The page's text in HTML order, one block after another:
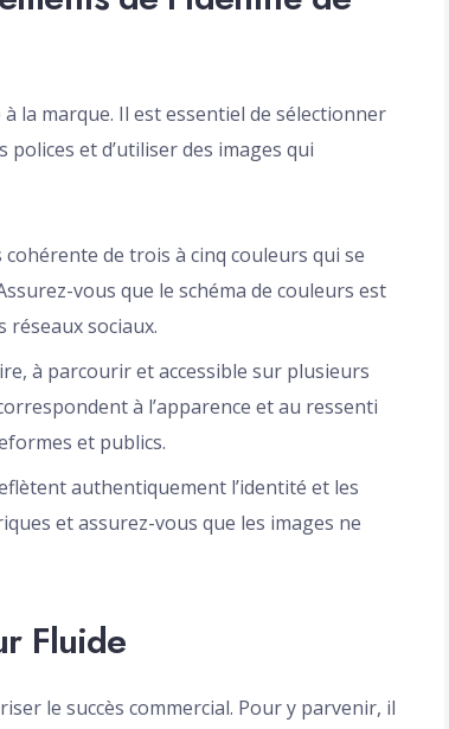
la marque. Il est essentiel de sélectionner
et d’utiliser des images qui
de trois à cinq couleurs qui se
vous que le schéma de couleurs est
sociaux.
à parcourir et accessible sur plusieurs
à l’apparence et au ressenti
et publics.
authentiquement l’identité et les
et assurez-vous que les images ne
Fluide
le succès commercial. Pour y parvenir, il